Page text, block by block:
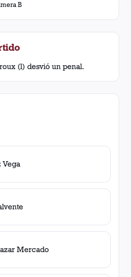
B
(l) desvió un penal.
Vega
Mercado